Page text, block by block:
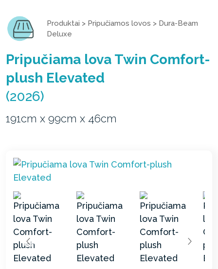
Produktai > Pripučiamos lovos > Dura-Beam
Deluxe
Pripučiama lova Twin Comfort-
plush Elevated
(2026)
191cm x 99cm x 46cm